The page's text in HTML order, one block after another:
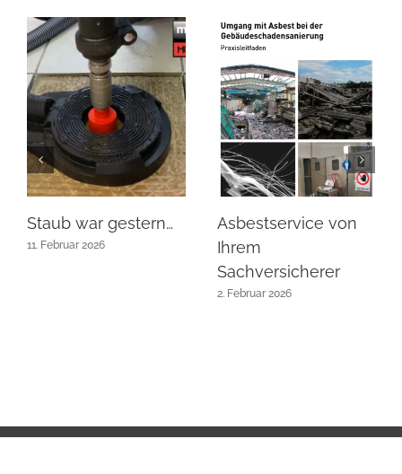
Staub war gestern…
11. Februar 2026
Asbestservice von
Ihrem
Sachversicherer
2. Februar 2026